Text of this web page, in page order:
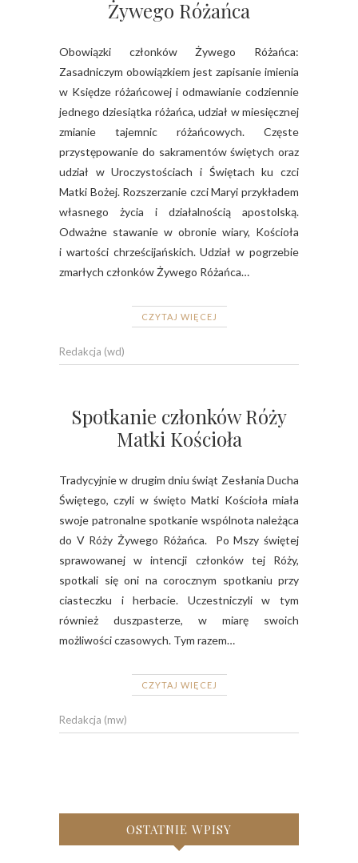
Żywego Różańca
Obowiązki członków Żywego Różańca:
Zasadniczym obowiązkiem jest zapisanie imienia
w Księdze różańcowej i odmawianie codziennie
jednego dziesiątka różańca, udział w miesięcznej
zmianie tajemnic różańcowych. Częste
przystępowanie do sakramentów świętych oraz
udział w Uroczystościach i Świętach ku czci
Matki Bożej. Rozszerzanie czci Maryi przykładem
własnego życia i działalnością apostolską.
Odważne stawanie w obronie wiary, Kościoła
i wartości chrześcijańskich. Udział w pogrzebie
zmarłych członków Żywego Różańca…
CZYTAJ WIĘCEJ
Redakcja (wd)
Spotkanie członków Róży
Matki Kościoła
Tradycyjnie w drugim dniu świąt Zesłania Ducha
Świętego, czyli w święto Matki Kościoła miała
swoje patronalne spotkanie wspólnota należąca
do V Róży Żywego Różańca. Po Mszy świętej
sprawowanej w intencji członków tej Róży,
spotkali się oni na corocznym spotkaniu przy
ciasteczku i herbacie. Uczestniczyli w tym
również duszpasterze, w miarę swoich
możliwości czasowych. Tym razem…
CZYTAJ WIĘCEJ
Redakcja (mw)
OSTATNIE WPISY